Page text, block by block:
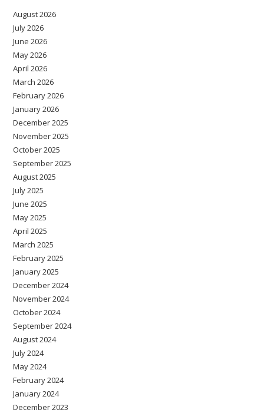
August 2026
July 2026
June 2026
May 2026
April 2026
March 2026
February 2026
January 2026
December 2025
November 2025
October 2025
September 2025
August 2025
July 2025
June 2025
May 2025
April 2025
March 2025
February 2025
January 2025
December 2024
November 2024
October 2024
September 2024
August 2024
July 2024
May 2024
February 2024
January 2024
December 2023